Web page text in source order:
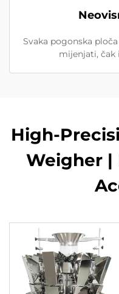
Svaka pogonska
mijenjati, čak
High-
Weigher |